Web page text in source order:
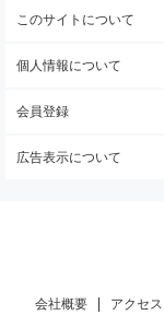
このサイトについて
個人情報について
会員登録
広告表示について
会社概要 アクセス